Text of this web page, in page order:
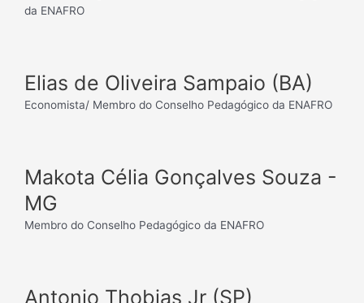
da ENAFRO
Elias de Oliveira Sampaio (BA)
Economista/ Membro do Conselho Pedagógico da ENAFRO
Makota Célia Gonçalves Souza -
MG
Membro do Conselho Pedagógico da ENAFRO
Antonio Thobias Jr (SP)